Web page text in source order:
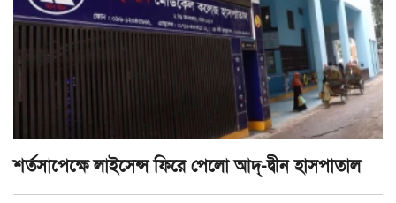
শর্তসাপেক্ষে লাইসেন্স ফিরে পেলো আদ্-দ্বীন হাসপাতাল